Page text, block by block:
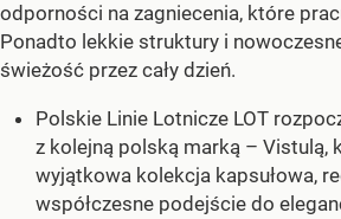
odporności na zagniecenia, które
Ponadto lekkie struktury i
świeżość przez cały dzień.
Polskie Linie Lotnicze LOT
z kolejną polską marką – Vistulą,
wyjątkowa kolekcja kapsułowa,
współczesne podejście do